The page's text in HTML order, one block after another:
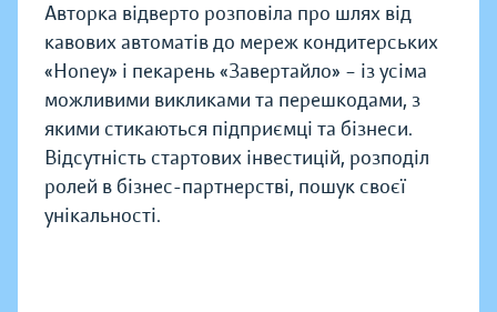
Авторка відверто розповіла про шлях від
кавових автоматів до мереж кондитерських
«Honey» і пекарень «Завертайло» – із усіма
можливими викликами та перешкодами, з
якими стикаються підприємці та бізнеси.
Відсутність стартових інвестицій, розподіл
ролей в бізнес-партнерстві, пошук своєї
унікальності.